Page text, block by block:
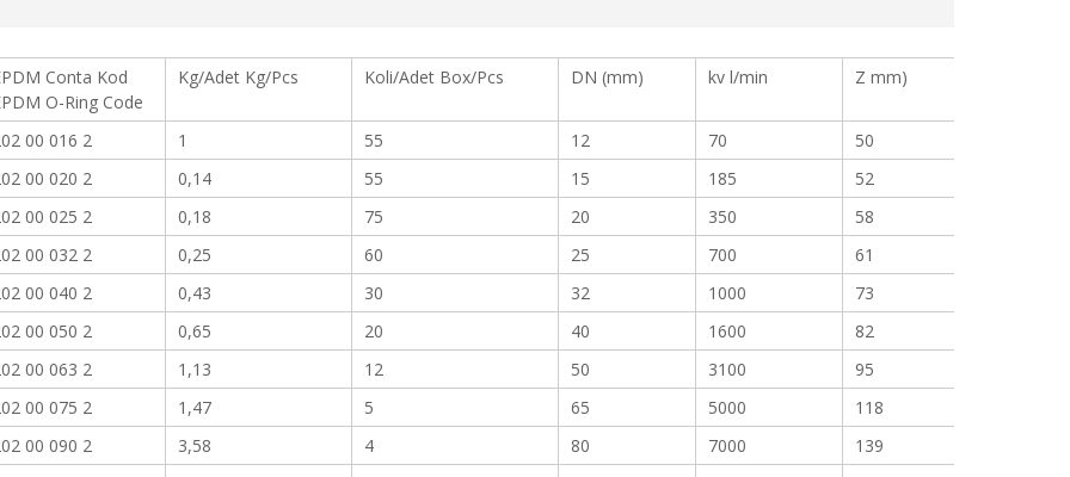
Conta Kod
O-Ring Code
Kg/Adet Kg/Pcs Koli/Adet Box/Pcs DN (mm) kv l/min Z mm)
00 016 2 1 55 12 70
50
00 020 2 0,14 55 15 185
52
00 025 2 0,18 75 20 350
58
00 032 2 0,25 60 25 700
61
00 040 2 0,43 30 32 1000
73
00 050 2 0,65 20 40 1600
82
00 063 2 1,13 12 50 3100
95
00 075 2 1,47 5 65 5000
118
00 090 2 3,58 4 80 7000
139